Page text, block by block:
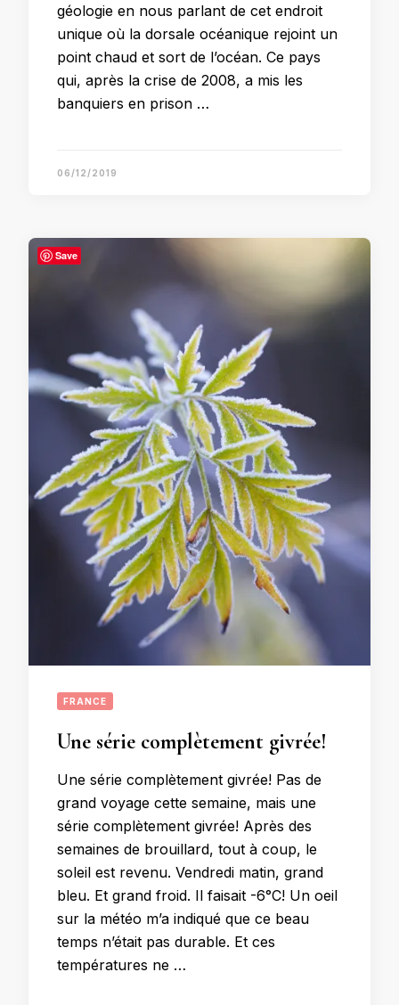
géologie en nous parlant de cet endroit
unique où la dorsale océanique rejoint un
point chaud et sort de l’océan. Ce pays
qui, après la crise de 2008, a mis les
banquiers en prison …
06/12/2019
FRANCE
Une série complètement givrée!
Une série complètement givrée! Pas de
grand voyage cette semaine, mais une
série complètement givrée! Après des
semaines de brouillard, tout à coup, le
soleil est revenu. Vendredi matin, grand
bleu. Et grand froid. Il faisait -6°C! Un oeil
sur la météo m’a indiqué que ce beau
temps n’était pas durable. Et ces
températures ne …
Save